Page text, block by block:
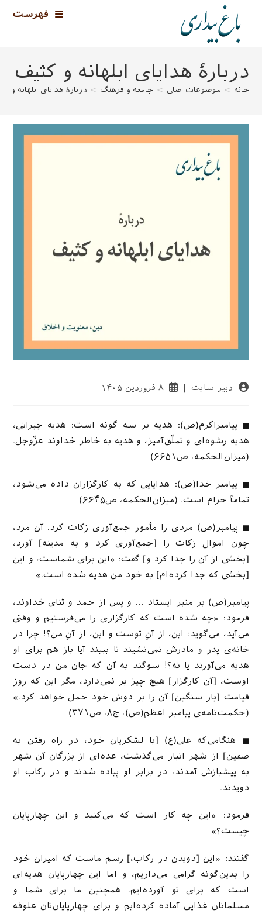
فهرست
دربارهٔ هدایای ابلهانه و کثیف
خانه > موضوعات اصلی > جامعه و فرهنگ > دربارهٔ هدایای ابلهانه و
نویسندهٔدبیر سایت
نوشته
۸ فروردین ۱۴۰۵
◼ پیامبراکرم(ص): هدیه بر سه گونه است: هدیه جبرانی،
هدیه رشوه‌ای و تملّق‌آمیز، و هدیه به خاطر خداوند عزّوجل.
(میزان‌الحکمه، ص۶۶۵۱)
◼ پیامبر خدا(ص): هدایایی که به کارگزاران داده می‌شود،
تماماً حرام است. (میزان‌الحکمه، ص۶۶۴۵)
◼ پیامبر(ص) مردی را مأمور جمع‌آوری زکات کرد. آن مرد،
چون اموال زکات را [جمع‌آوری کرد و به مدینه] آورد،
[بخشی از آن را جدا کرد و] گفت: «این برای شماست، و این
[بخشی که جدا کرده‌ام] به خود من هدیه شده است.»
پیامبر(ص) بر منبر ایستاد … و پس از حمد و ثنای خداوند،
فرمود: «چه شده است که کارگزاری را می‌فرستیم و وقتی
می‌آید، می‌گوید: این، از آنِ توست و این، از آنِ من؟! چرا در
خانه‌ی پدر و مادرش نمی‌نشیند تا ببیند آیا باز هم برای او
هدیه می‌آورند یا نه؟! سوگند به آن که جان من در دست
اوست، [آن کارگزار] هیچ چیز بر نمی‌دارد، مگر این که روز
قیامت [بار سنگین] آن را بر دوش خود حمل خواهد کرد.»
(حکمت‌نامه‌ی پیامبر اعظم(ص)، ج۸، ص۳۷۱)
◼ هنگامی‌که علی(ع) [با لشکریان خود، در راه رفتن به
صفین] از شهر انبار می‌گذشت، عده‌ای از بزرگان آن شهر
به پیشبازش آمدند، در برابر او پیاده شدند و در رکاب او
دویدند.
فرمود: «این چه کار است که می‌کنید و این چهارپایان
چیست؟»
گفتند: «این [دویدن در رکاب،] رسم ماست که امیران خود
را بدین‌گونه گرامی می‌داریم، و اما این چهارپایان هدیه‌ای
است که برای تو آورده‌ایم. همچنین ما برای شما و
مسلمانان غذایی آماده کرده‌ایم و برای چهارپایان‌تان علوفه